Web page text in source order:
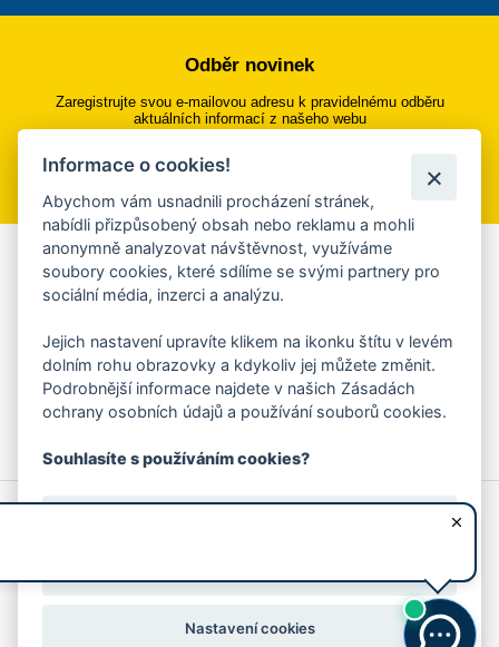
Odběr novinek
Zaregistrujte svou e-mailovou adresu k pravidelnému odběru
aktuálních informací z našeho webu
Přihlásit se k odběru
Aplikace Mobilní rozhlas
Chcete dostávat do svého mobilu či mailu upozornění na
ankety, pozvánky na kulturní a sportovní akce?
Více informací o aplikaci
© 2026 Magistrát města Zlína
Prohlášení o používání cookies
Informace o cookies!
Abychom vám usnadnili procházení stránek,
nabídli přizpůsobený obsah nebo reklamu a mohli
anonymně analyzovat návštěvnost, využíváme
soubory cookies, které sdílíme se svými partnery pro
sociální média, inzerci a analýzu.
Jejich nastavení upravíte klikem na ikonku štítu v levém
dolním rohu obrazovky a kdykoliv jej můžete změnit.
Podrobnější informace najdete v našich Zásadách
ochrany osobních údajů a používání souborů cookies.
Souhlasíte s používáním cookies?
Nastavení cookies